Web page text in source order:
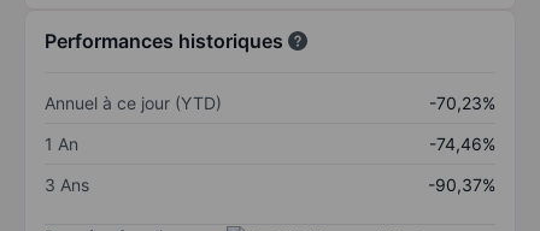
Performances historiques
Annuel à ce jour (YTD)
-70,23%
1 An
-74,46%
3 Ans
-90,37%